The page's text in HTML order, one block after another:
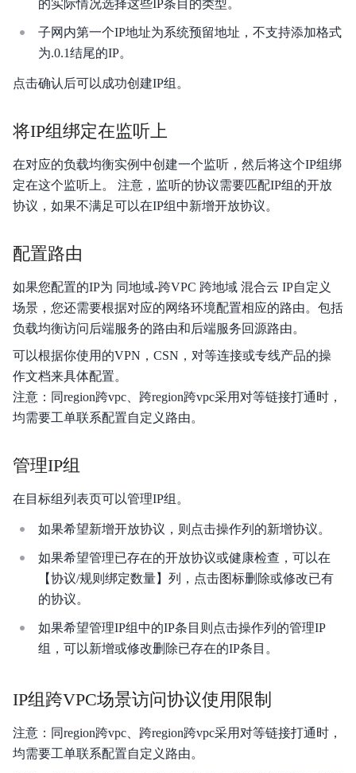
的实际情况选择这些IP条目的类型。
子网内第一个IP地址为系统预留地址，不支持添加格式
为.0.1结尾的IP。
点击确认后可以成功创建IP组。
将IP组绑定在监听上
在对应的负载均衡实例中创建一个监听，然后将这个IP组绑
定在这个监听上。 注意，监听的协议需要匹配IP组的开放
协议，如果不满足可以在IP组中新增开放协议。
配置路由
如果您配置的IP为 同地域-跨VPC 跨地域 混合云 IP自定义
场景，您还需要根据对应的网络环境配置相应的路由。包括
负载均衡访问后端服务的路由和后端服务回源路由。
可以根据你使用的VPN，CSN，对等连接或专线产品的操
作文档来具体配置。
注意：同region跨vpc、跨region跨vpc采用对等链接打通时，
均需要工单联系配置自定义路由。
管理IP组
在目标组列表页可以管理IP组。
如果希望新增开放协议，则点击操作列的新增协议。
如果希望管理已存在的开放协议或健康检查，可以在
【协议/规则绑定数量】列，点击图标删除或修改已有
的协议。
如果希望管理IP组中的IP条目则点击操作列的管理IP
组，可以新增或修改删除已存在的IP条目。
IP组跨VPC场景访问协议使用限制
注意：同region跨vpc、跨region跨vpc采用对等链接打通时，
均需要工单联系配置自定义路由。